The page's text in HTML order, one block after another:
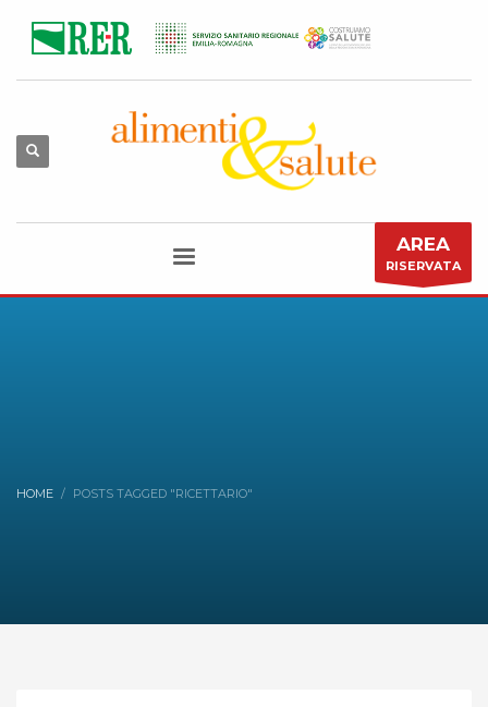
AREA
RISERVATA
HOME POSTS TAGGED "RICETTARIO"